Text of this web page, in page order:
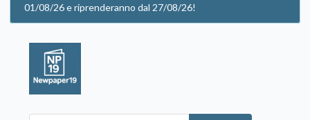
01/08/26 e riprenderanno dal 27/08/26!